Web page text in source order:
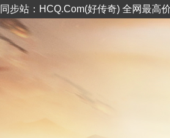
同步站：HCQ.Com(好传奇) 全网最高